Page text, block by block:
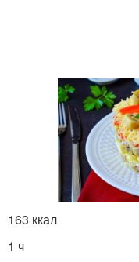
163 ккал
1 ч